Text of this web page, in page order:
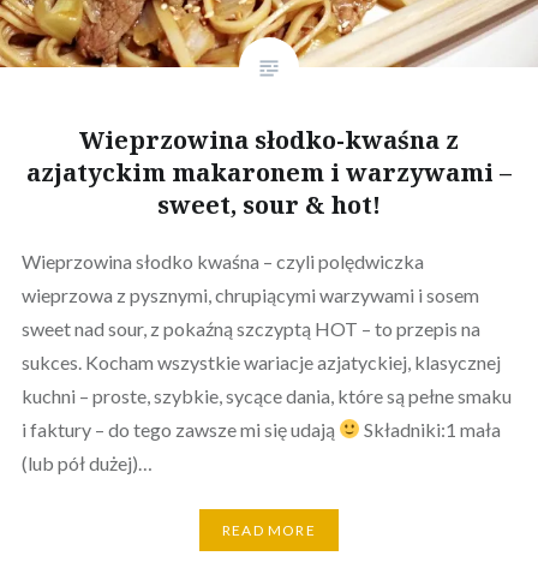
Wieprzowina słodko-kwaśna z
azjatyckim makaronem i warzywami –
sweet, sour & hot!
Wieprzowina słodko kwaśna – czyli polędwiczka
wieprzowa z pysznymi, chrupiącymi warzywami i sosem
sweet nad sour, z pokaźną szczyptą HOT – to przepis na
sukces. Kocham wszystkie wariacje azjatyckiej, klasycznej
kuchni – proste, szybkie, sycące dania, które są pełne smaku
i faktury – do tego zawsze mi się udają
Składniki:1 mała
(lub pół dużej)…
READ MORE